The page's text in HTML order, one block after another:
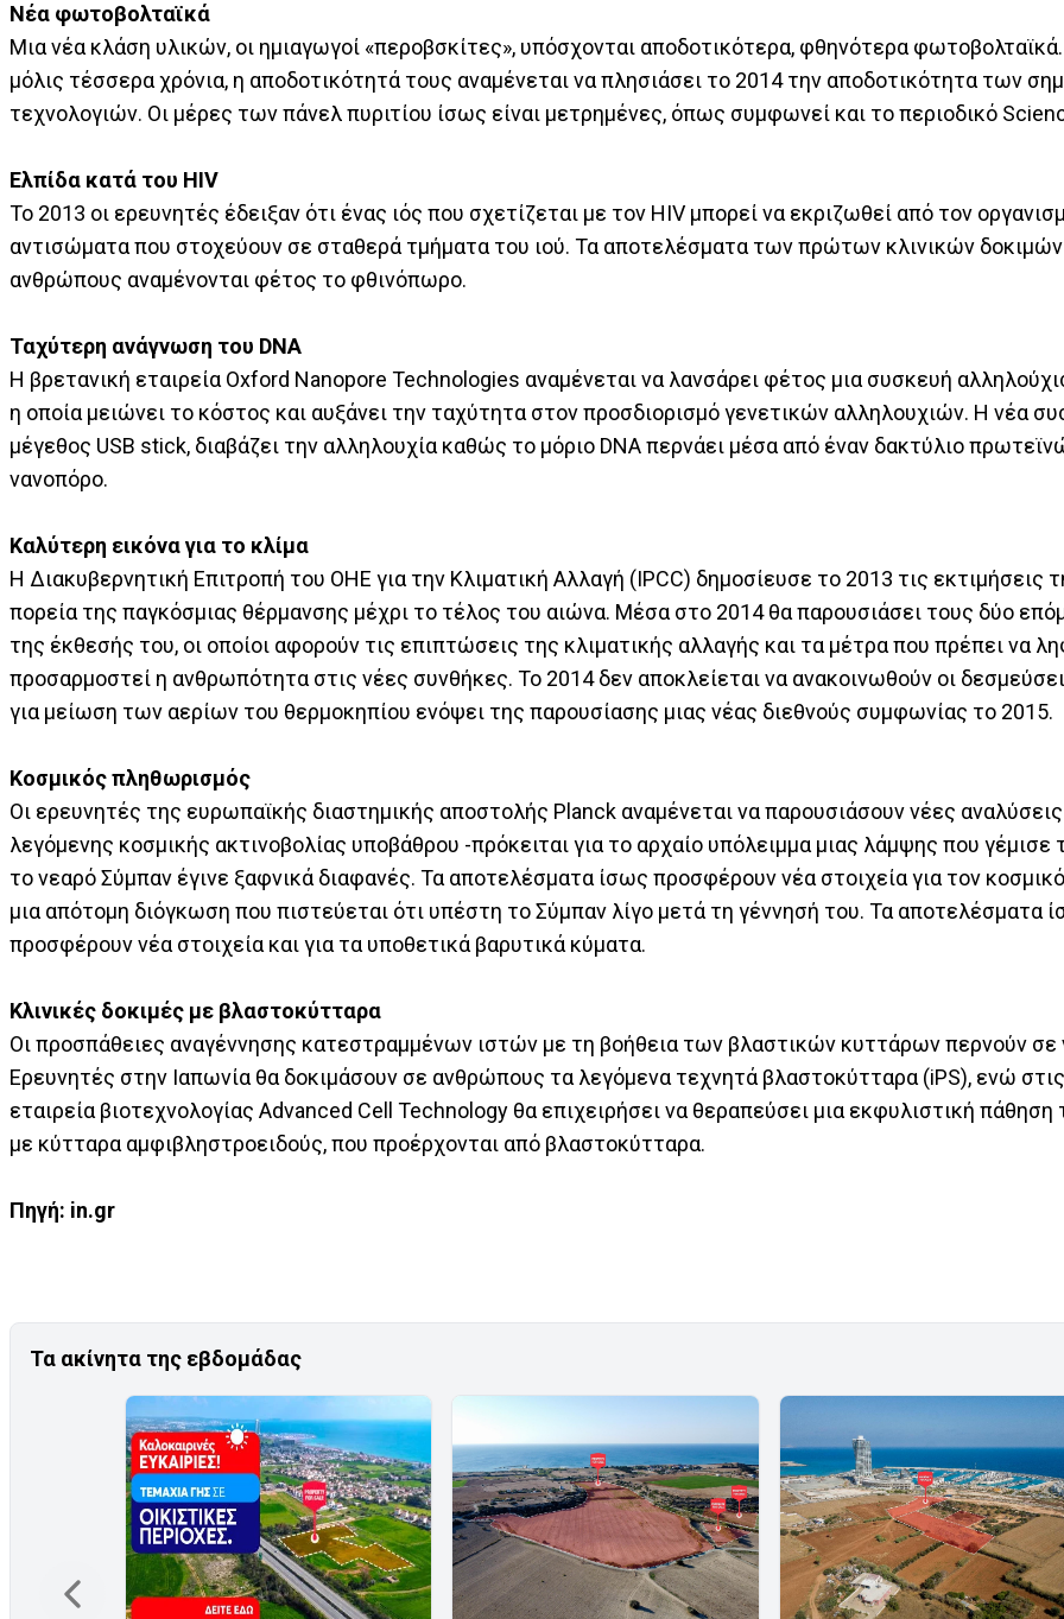
Νέα φωτοβολταϊκά
Μια νέα κλάση υλικών, οι ημιαγωγοί «περοβσκίτες», υπόσχονται αποδοτικότερα, φθηνότερα
μόλις τέσσερα χρόνια, η αποδοτικότητά τους αναμένεται να πλησιάσει το 2014 την αποδοτικότητα των
τεχνολογιών. Οι μέρες των πάνελ πυριτίου ίσως είναι μετρημένες, όπως συμφωνεί και το περιοδικό
Ελπίδα κατά του HIV
To 2013 οι ερευνητές έδειξαν ότι ένας ιός που σχετίζεται με τον HIV μπορεί να εκριζωθεί από τον
αντισώματα που στοχεύουν σε σταθερά τμήματα του ιού. Τα αποτελέσματα των πρώτων κλινικών
ανθρώπους αναμένονται φέτος το φθινόπωρο.
Ταχύτερη ανάγνωση του DNA
H βρετανική εταιρεία Oxford Nanopore Technologies αναμένεται να λανσάρει φέτος μια συσκευή
η οποία μειώνει το κόστος και αυξάνει την ταχύτητα στον προσδιορισμό γενετικών αλληλουχιών. Η νέα
μέγεθος USB stick, διαβάζει την αλληλουχία καθώς το μόριο DNA περνάει μέσα από έναν δακτύλιο
νανοπόρο.
Καλύτερη εικόνα για το κλίμα
Η Διακυβερνητική Επιτροπή του ΟΗΕ για την Κλιματική Αλλαγή (IPCC) δημοσίευσε το 2013 τις εκτιμήσεις
πορεία της παγκόσμιας θέρμανσης μέχρι το τέλος του αιώνα. Μέσα στο 2014 θα παρουσιάσει τους δύο
της έκθεσής του, οι οποίοι αφορούν τις επιπτώσεις της κλιματικής αλλαγής και τα μέτρα που πρέπει να
προσαρμοστεί η ανθρωπότητα στις νέες συνθήκες. Το 2014 δεν αποκλείεται να ανακοινωθούν οι
για μείωση των αερίων του θερμοκηπίου ενόψει της παρουσίασης μιας νέας διεθνούς συμφωνίας το 2015.
Κοσμικός πληθωρισμός
Οι ερευνητές της ευρωπαϊκής διαστημικής αποστολής Planck αναμένεται να παρουσιάσουν νέες
λεγόμενης κοσμικής ακτινοβολίας υποβάθρου -πρόκειται για το αρχαίο υπόλειμμα μιας λάμψης που γέμισε
το νεαρό Σύμπαν έγινε ξαφνικά διαφανές. Τα αποτελέσματα ίσως προσφέρουν νέα στοιχεία για τον
μια απότομη διόγκωση που πιστεύεται ότι υπέστη το Σύμπαν λίγο μετά τη γέννησή του. Τα αποτελέσματα
προσφέρουν νέα στοιχεία και για τα υποθετικά βαρυτικά κύματα.
Κλινικές δοκιμές με βλαστοκύτταρα
Οι προσπάθειες αναγέννησης κατεστραμμένων ιστών με τη βοήθεια των βλαστικών κυττάρων περνούν σε
Ερευνητές στην Ιαπωνία θα δοκιμάσουν σε ανθρώπους τα λεγόμενα τεχνητά βλαστοκύτταρα (iPS), ενώ
εταιρεία βιοτεχνολογίας Advanced Cell Technology θα επιχειρήσει να θεραπεύσει μια εκφυλιστική
με κύτταρα αμφιβληστροειδούς, που προέρχονται από βλαστοκύτταρα.
Πηγή: in.gr
Τα ακίνητα της εβδομάδας